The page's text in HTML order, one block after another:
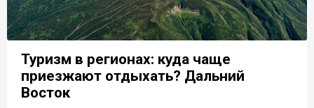
Туризм в регионах: куда чаще
приезжают отдыхать? Дальний
Восток